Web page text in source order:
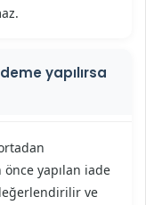
yapılırsa
yapılan iade
ve